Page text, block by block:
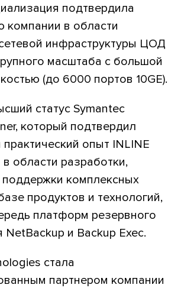
подтвердила
компании в области
инфраструктуры ЦОД
масштаба с большой
(до 6000 портов 10GE).
статус Symantec
который подтвердил
практический опыт INLINE
области разработки,
комплексных
продуктов и технологий,
платформ резервного
NetBackup и Backup Exec.
стала
партнером компании